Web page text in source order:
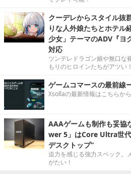
クーデレからスタイル抜
りな人外娘たちとホテル
少女」テーマのADV『ヨ
対応
ツンデレドラゴン娘や無口な
もりのヒロインたちがアツい！
ゲームコマースの最前線
Xsollaの最新情報はこちらから
AAAゲームも制作も妥
wer 5」はCore Ultra世
デスクトップ”
迫力を感じる強力スペック。
がたい！